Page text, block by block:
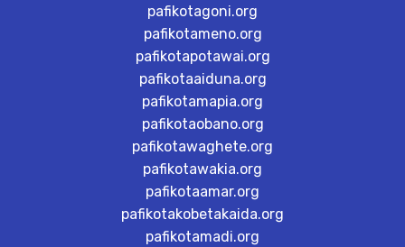
pafikotagoni.org
pafikotameno.org
pafikotapotawai.org
pafikotaaiduna.org
pafikotamapia.org
pafikotaobano.org
pafikotawaghete.org
pafikotawakia.org
pafikotaamar.org
pafikotakobetakaida.org
pafikotamadi.org